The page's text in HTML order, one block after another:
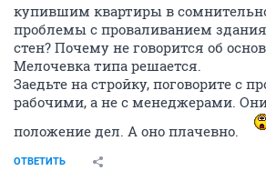
купившим квартиры в
проблемы с проваливанием
стен? Почему не говорится об
Мелочевка типа решается.
Заедьте на стройку, поговорите с
рабочими, а не с менеджерами.
положение дел. А оно плачевно.
ОТВЕТИТЬ